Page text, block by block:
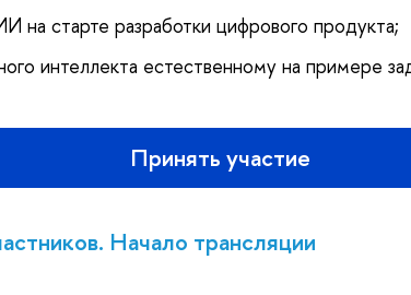
старте разработки цифрового продукта;
интеллекта естественному на примере
Принять участие
Начало трансляции